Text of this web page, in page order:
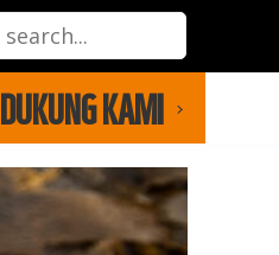
DUKUNG KAMI